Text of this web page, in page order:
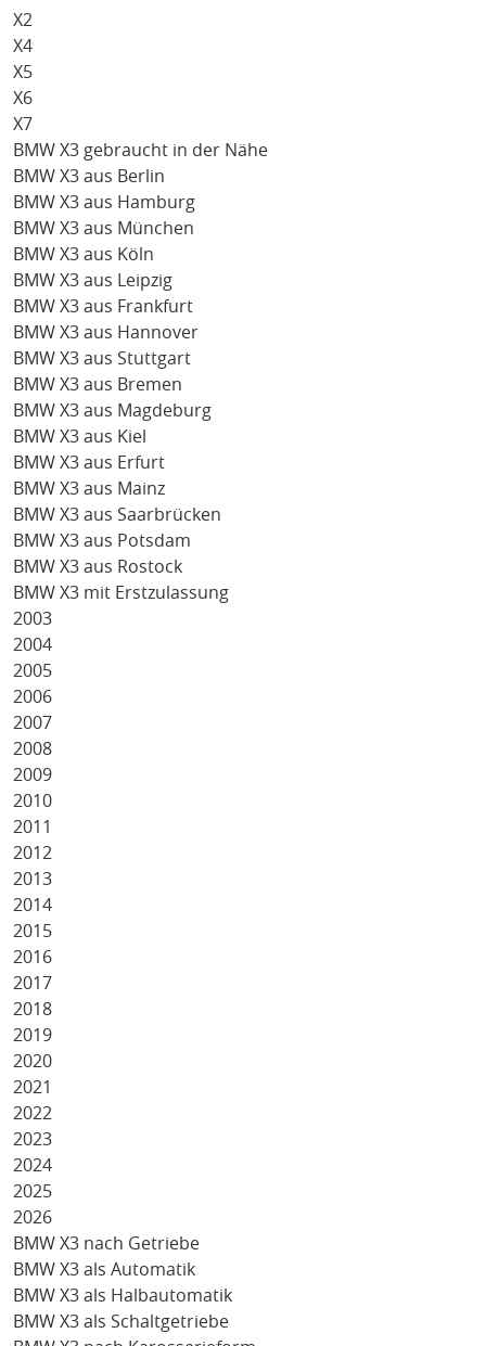
X2
X4
X5
X6
X7
BMW X3 gebraucht in der Nähe
BMW X3 aus Berlin
BMW X3 aus Hamburg
BMW X3 aus München
BMW X3 aus Köln
BMW X3 aus Leipzig
BMW X3 aus Frankfurt
BMW X3 aus Hannover
BMW X3 aus Stuttgart
BMW X3 aus Bremen
BMW X3 aus Magdeburg
BMW X3 aus Kiel
BMW X3 aus Erfurt
BMW X3 aus Mainz
BMW X3 aus Saarbrücken
BMW X3 aus Potsdam
BMW X3 aus Rostock
BMW X3 mit Erstzulassung
2003
2004
2005
2006
2007
2008
2009
2010
2011
2012
2013
2014
2015
2016
2017
2018
2019
2020
2021
2022
2023
2024
2025
2026
BMW X3 nach Getriebe
BMW X3 als Automatik
BMW X3 als Halbautomatik
BMW X3 als Schaltgetriebe